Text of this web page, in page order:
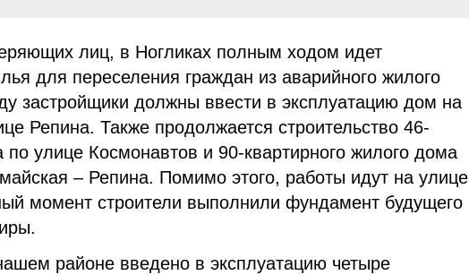
лиц, в Ногликах полным ходом идет
для переселения граждан из аварийного жилого
застройщики должны ввести в эксплуатацию дом на
Репина. Также продолжается строительство 46-
по улице Космонавтов и 90-квартирного жилого дома
– Репина. Помимо этого, работы идут на улице
момент строители выполнили фундамент будущего
районе введено в эксплуатацию четыре